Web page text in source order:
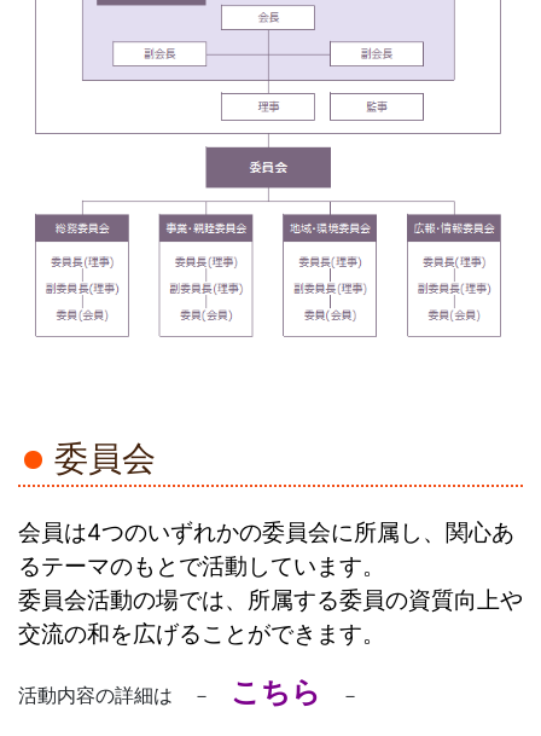
委員会
会員は4つのいずれかの委員会に所属し、関心あ
るテーマのもとで活動しています。
委員会活動の場では、所属する委員の資質向上や
交流の和を広げることができます。
活動内容の詳細は － こちら －